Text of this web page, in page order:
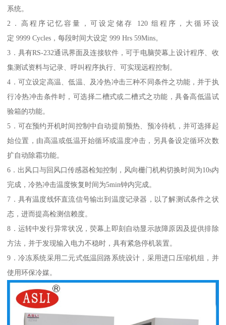
系统。
2．高程序记忆容量，可设定储存 120 组程序，大循环设
定 9999 Cycles，每段时间大设定 999 Hrs 59Mins。
3．具有RS-232通讯界面及连接软件，可于电脑荧幕上设计程序、收
集测试资料与记录、呼叫程序执行、可实现远程控制。
4．可立设定高温、低温、及冷热冲击三种不同条件之功能，并于执
行冷热冲击条件时，可选择二槽式或二槽式之功能，具备高低温试
验箱的功能。
5．可在预约开机时间控制中自动提前预热、预冷待机，并可选择起
始位置，由高温或低温开始循环或温度冲击，另具备设定循环次数
扩自动除霜功能。
6．出风口与回风口传感器检知控制，风向栅门机构切换时间为10s内
完成，冷热冲击温度恢复时间为5min钟内完成。
7．具有温度线怀直流信号输出到温度记录器，以了解测试条件之状
态，进而提高检测信赖度。
8．运转中发行异常状况，荧幕上即刻自动显示故障原因及提供排除
方法，并于发现输入电力不稳时，具有紧急停机装置。
9．冷冻系统采用二元式低温回路系统设计，采用进口压缩机组，并
使用环保冷媒。